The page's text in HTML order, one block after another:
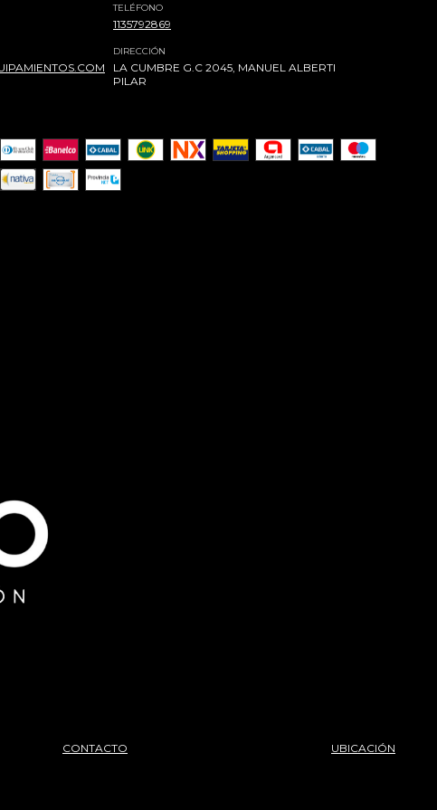
TELÉFONO
1135792869
DIRECCIÓN
LA CUMBRE G.C 2045, MANUEL ALBERTI
PILAR
CONTACTO UBICACIÓN